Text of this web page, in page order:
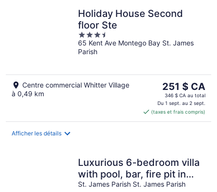
Holiday House Second
floor Ste
3.5
out
of
65 Kent Ave Montego Bay St. James
Parish
Centre commercial Whitter Village
à 0,49 km
Le
prix
est
de 251 $ CA
par
251 $ CA
346 $ CA au total
Du 1 sept. au 2 sept.
(taxes et frais compris)
Afficher les détails
Luxurious 6-bedroom villa
with pool, bar, fire pit in
gorgeous St. James Parish
St. James Parish St. James Parish